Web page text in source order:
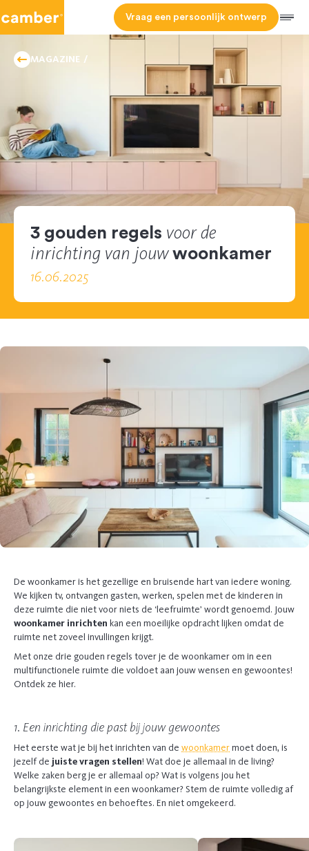
Vraag een persoonlijk ontwerp Menu
MAGAZINE
TIPS
3 gouden regels voor de
inrichting van jouw woonkamer
16.06.2025
De woonkamer is het gezellige en bruisende hart van iedere woning.
We kijken tv, ontvangen gasten, werken, spelen met de kinderen in
deze ruimte die niet voor niets de ‘leefruimte’ wordt genoemd. Jouw
woonkamer inrichten kan een moeilijke opdracht lijken omdat de
ruimte net zoveel invullingen krijgt.
Met onze drie gouden regels tover je de woonkamer om in een
multifunctionele ruimte die voldoet aan jouw wensen en gewoontes!
Ontdek ze hier.
1. Een inrichting die past bij jouw gewoontes
Het eerste wat je bij het inrichten van de woonkamermoet doen, is
jezelf de juiste vragen stellen! Wat doe je allemaal in de living?
Welke zaken berg je er allemaal op? Wat is volgens jou het
belangrijkste element in een woonkamer? Stem de ruimte volledig af
op jouw gewoontes en behoeftes. En niet omgekeerd.